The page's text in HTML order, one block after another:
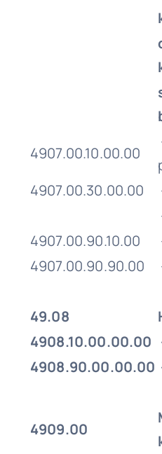
4907.00.10.00.00
4907.00.30.00.00
4907.00.90.10.00
4907.00.90.90.00
49.08
4908.10.00.00.00
4908.90.00.00.00
4909.00